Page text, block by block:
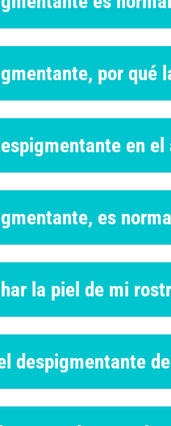
por qué
en
es
la piel de mi
despigmentante